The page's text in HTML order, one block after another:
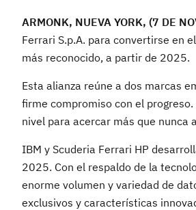
ARMONK, NUEVA YORK, (7 DE
Ferrari S.p.A. para convertirse en
más reconocido, a partir de 2025.
Esta alianza reúne a dos marcas
firme compromiso con el
nivel para acercar más que nunca
IBM y Scuderia Ferrari HP
2025. Con el respaldo de la
enorme volumen y variedad de
exclusivos y características